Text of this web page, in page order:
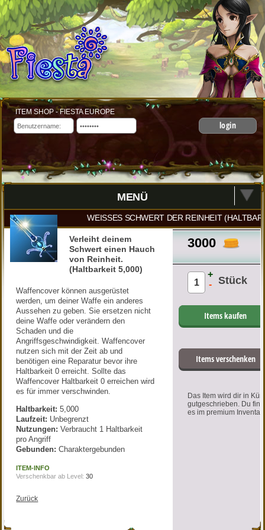
ITEM SHOP - FIESTA EUROPE
login
MENÜ
WEISSES SCHWERT DER REINHEIT
3000
Stück
+
-
Items kaufen
Items verschenken
Das Item wird dir in
gutgeschrieben. Du
es im premium Inventar.
Verleiht deinem
Schwert einen Hauch
von Reinheit.
(Haltbarkeit 5,000)
Waffencover können ausgerüstet
werden, um deiner Waffe ein anderes
Aussehen zu geben. Sie ersetzen nicht
deine Waffe oder verändern den
Schaden und die
Angriffsgeschwindigkeit. Waffencover
nutzen sich mit der Zeit ab und
benötigen eine Reparatur bevor ihre
Haltbarkeit 0 erreicht. Sollte das
Waffencover Haltbarkeit 0 erreichen wird
es für immer verschwinden.
Haltbarkeit: 5,000
Laufzeit: Unbegrenzt
Nutzungen: Verbraucht 1 Haltbarkeit
pro Angriff
Gebunden: Charaktergebunden
ITEM-INFO
Verschenkbar ab Level:30
Zurück